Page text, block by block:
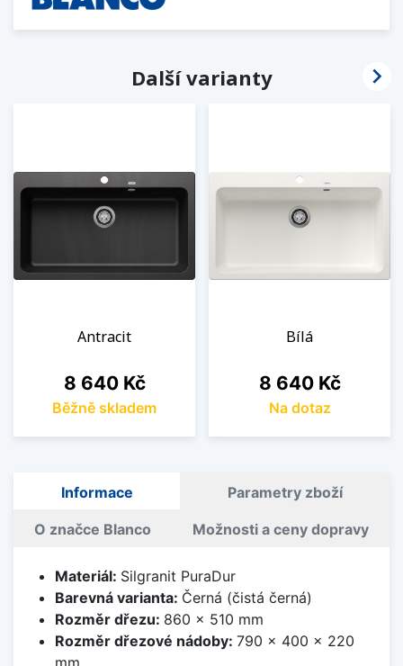
Další varianty
Antracit
Cena
8 640 Kč
Běžně skladem
Bílá
Cena
8 640 Kč
Na dotaz

Informace Parametry zboží
O značce Blanco Možnosti a ceny dopravy
Materiál: Silgranit PuraDur
Barevná varianta: Černá (čistá černá)
Rozměr dřezu: 860 x 510 mm
Rozměr dřezové nádoby: 790 x 400 x 220
mm